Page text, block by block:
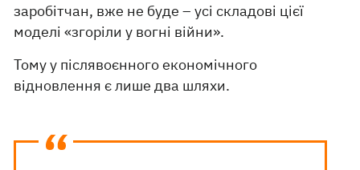
заробітчан, вже не буде – усі складові цієї
моделі «згоріли у вогні війни».
Тому у післявоєнного економічного
відновлення є лише два шляхи.